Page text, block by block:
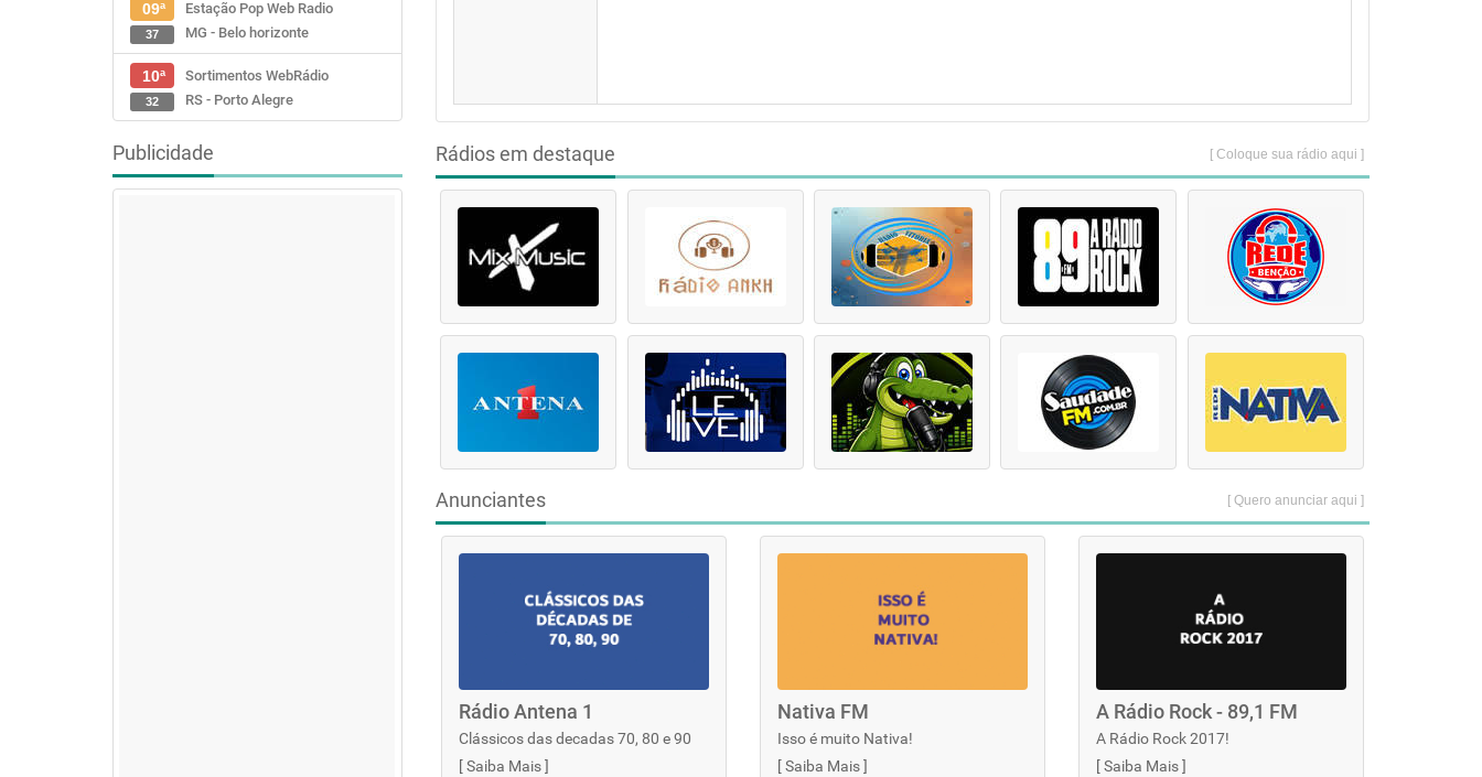
09ª
Estação Pop Web Radio
MG - Belo horizonte
37
10ª
Sortimentos WebRádio
RS - Porto Alegre
32
Publicidade Rádios em destaque [ Coloque sua rádio aqui ]
Anunciantes [ Quero anunciar aqui ]
Rádio Antena 1
Clássicos das decadas 70, 80 e 90
[Saiba Mais]
Nativa FM
Isso é muito Nativa!
[Saiba Mais]
A Rádio Rock - 89,1 FM
A Rádio Rock 2017!
[Saiba Mais]